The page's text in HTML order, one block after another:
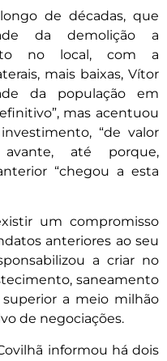
de décadas, que
da demolição a
no local, com a
mais baixas, Vítor
da população em
mas acentuou
“de valor
até porque,
“chegou a esta
um compromisso
anteriores ao seu
a criar no
saneamento
a meio milhão
de negociações.
informou há dois